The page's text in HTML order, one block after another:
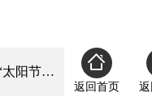
华夏与秘鲁的文化交响：“太阳节”璀璨亮相申城，秘鲁太阳节媒体日活动圆满落幕
返回首页